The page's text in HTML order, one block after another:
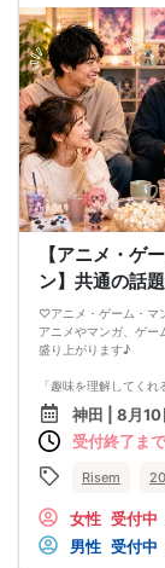
【アニメ・ゲ
ン】共通の話
♡アニメ・ゲーム・マ
アニメやマンガ、ゲー
盛り上がります♪
「趣味を理解してくれ
「共通の趣味で盛り上
●ーーーーーーーーー
弊社のイベントは初参
座ってしっかりお話し
神田 | 8月
受付終了ま
Risem
女性 受付中
男性 受付中